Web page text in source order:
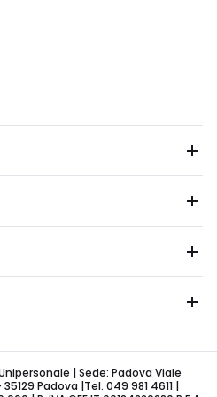
Unipersonale | Sede: Padova Viale
Padova |Tel. 049 981 4611 |